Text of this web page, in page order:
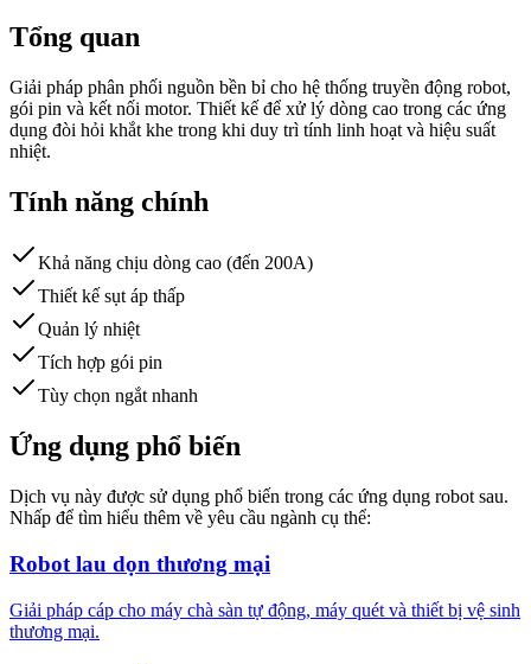
Tổng quan
Giải pháp phân phối nguồn bền bỉ cho hệ thống truyền động robot,
gói pin và kết nối motor. Thiết kế để xử lý dòng cao trong các ứng
dụng đòi hỏi khắt khe trong khi duy trì tính linh hoạt và hiệu suất
nhiệt.
Tính năng chính
Khả năng chịu dòng cao (đến 200A)
Thiết kế sụt áp thấp
Quản lý nhiệt
Tích hợp gói pin
Tùy chọn ngắt nhanh
Ứng dụng phổ biến
Dịch vụ này được sử dụng phổ biến trong các ứng dụng robot sau.
Nhấp để tìm hiểu thêm về yêu cầu ngành cụ thể:
Robot lau dọn thương mại
Giải pháp cáp cho máy chà sàn tự động, máy quét và thiết bị vệ sinh
thương mại.